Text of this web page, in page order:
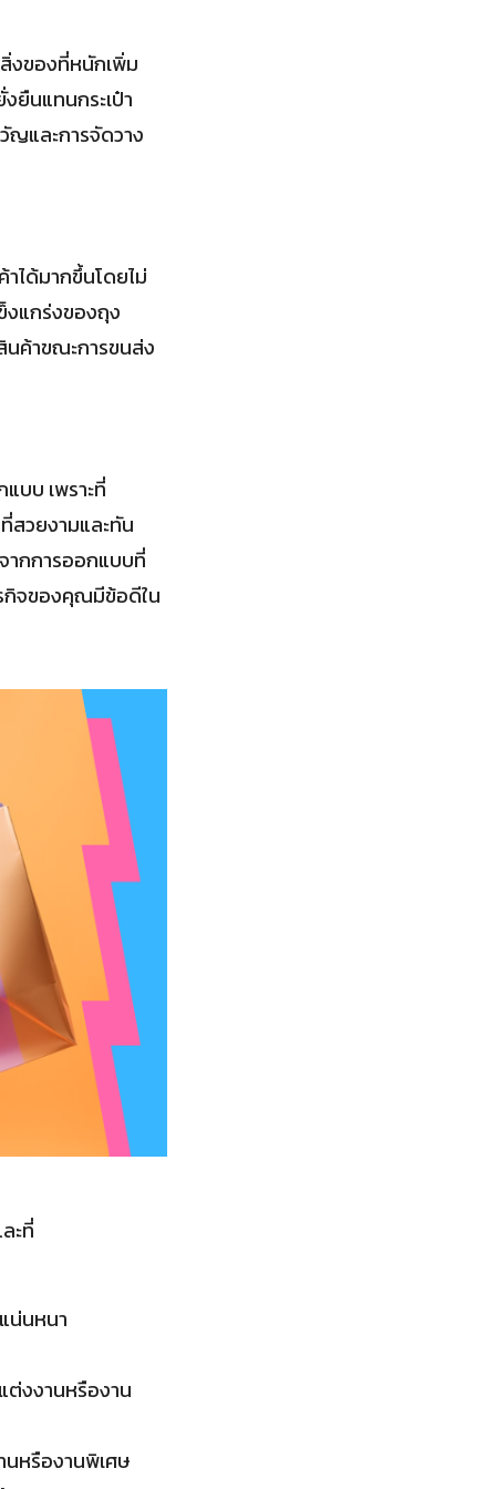
งของที่หนักเพิ่ม
ยืนแทนกระเป๋า
ญและการจัดวาง
ได้มากขึ้นโดยไม่
งแกร่งของถุง
นค้าขณะการขนส่ง
บบ เพราะที่
สวยงามและทัน
ากการออกแบบที่
กิจของคุณมีข้อดีใน
ะที่
น่นหนา
ต่งงานหรืองาน
นหรืองานพิเศษ